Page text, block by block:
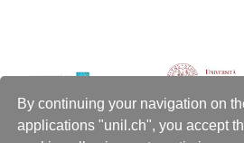
By continuing your navigation on
applications "unil.ch", you accept